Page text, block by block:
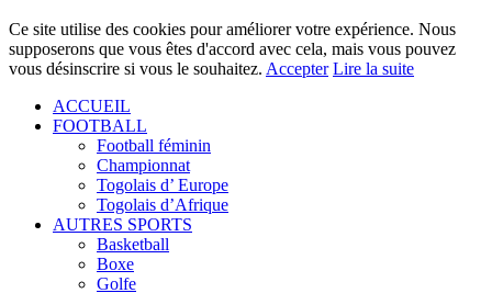
Ce site utilise des cookies pour améliorer votre expérience. Nous
supposerons que vous êtes d'accord avec cela, mais vous pouvez
vous désinscrire si vous le souhaitez. Accepter Lire la suite
ACCUEIL
FOOTBALL
Football féminin
Championnat
Togolais d’ Europe
Togolais d’Afrique
AUTRES SPORTS
Basketball
Boxe
Golfe